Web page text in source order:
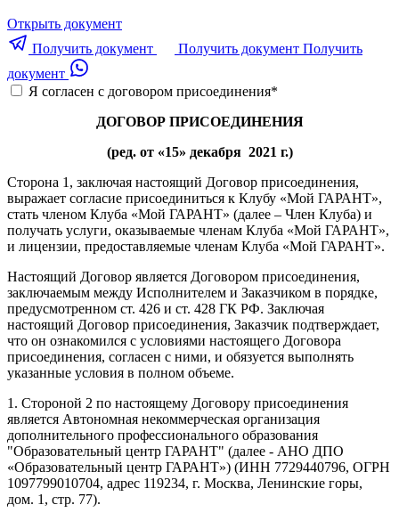
Открыть документ
Получить документ
Получить документ Получить
документ
Я согласен с договором присоединения*
ДОГОВОР ПРИСОЕДИНЕНИЯ
(ред. от «15» декабря 2021 г.)
Сторона 1, заключая настоящий Договор присоединения,
выражает согласие присоединиться к Клубу «Мой ГАРАНТ»,
стать членом Клуба «Мой ГАРАНТ» (далее – Член Клуба) и
получать услуги, оказываемые членам Клуба «Мой ГАРАНТ»,
и лицензии, предоставляемые членам Клуба «Мой ГАРАНТ».
Настоящий Договор является Договором присоединения,
заключаемым между Исполнителем и Заказчиком в порядке,
предусмотренном ст. 426 и ст. 428 ГК РФ. Заключая
настоящий Договор присоединения, Заказчик подтверждает,
что он ознакомился с условиями настоящего Договора
присоединения, согласен с ними, и обязуется выполнять
указанные условия в полном объеме.
1. Стороной 2 по настоящему Договору присоединения
является Автономная некоммерческая организация
дополнительного профессионального образования
"Образовательный центр ГАРАНТ" (далее - АНО ДПО
«Образовательный центр ГАРАНТ») (ИНН 7729440796, ОГРН
1097799010704, адрес 119234, г. Москва, Ленинские горы,
дом. 1, стр. 77).